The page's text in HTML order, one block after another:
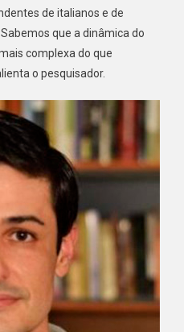
de italianos e de
que a dinâmica do
complexa do que
o pesquisador.